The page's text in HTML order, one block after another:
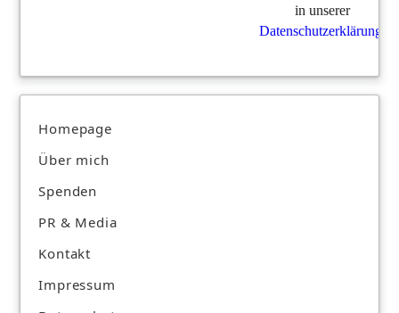
in unserer
Datenschutzerklärung
Homepage
Über mich
Spenden
PR & Media
Kontakt
Impressum